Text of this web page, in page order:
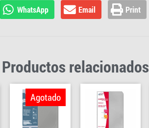
WhatsApp Email Print
Productos relacionados
Agotado